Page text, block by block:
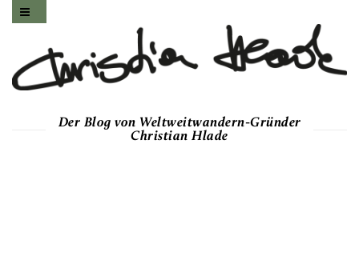
Der Blog von Weltweitwandern-Gründer
Christian Hlade